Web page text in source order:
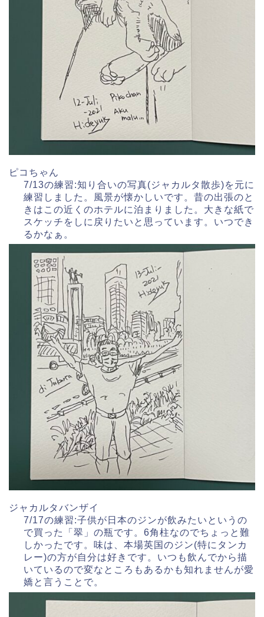
ピコちゃん
7/13の練習:知り合いの写真(ジャカルタ散歩)を元に
練習しました。風景が懐かしいです。昔の出張のと
きはこの近くのホテルに泊まりました。大きな紙で
スケッチをしに戻りたいと思っています。いつでき
るかなぁ。
ジャカルタバンザイ
7/17の練習:子供が日本のジンが飲みたいというの
で買った「翠」の瓶です。6角柱なのでちょっと難
しかったです。味は、本場英国のジン(特にタンカ
レー)の方が自分は好きです。いつも飲んでから描
いているので変なところもあるかも知れませんが愛
嬌と言うことで。